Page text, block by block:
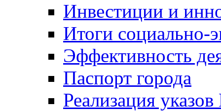
Инвестиции и
Итоги социально-
Эффективность
Паспорт города
Реализация